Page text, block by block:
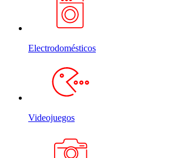
Electrodomésticos
Videojuegos